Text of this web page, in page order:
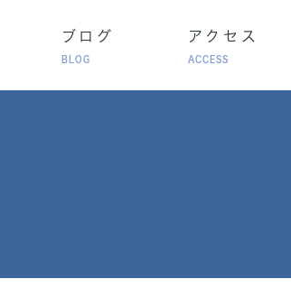
ブログ
BLOG
アクセス
ACCESS